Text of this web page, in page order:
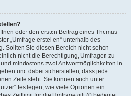
oder den ersten Beitrag eines Themas
„Umfrage erstellen“ unterhalb des
Sollten Sie diesen Bereich nicht sehen
nicht die Berechtigung, Umfragen zu
mindestens zwei Antwortmöglichkeiten in
und dabei sicherstellen, dass jede
Zeile steht. Sie können auch unter
festlegen, wie viele Optionen ein